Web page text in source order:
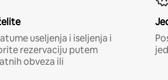
useljenja i iseljenja i
rezervaciju putem
obveza ili